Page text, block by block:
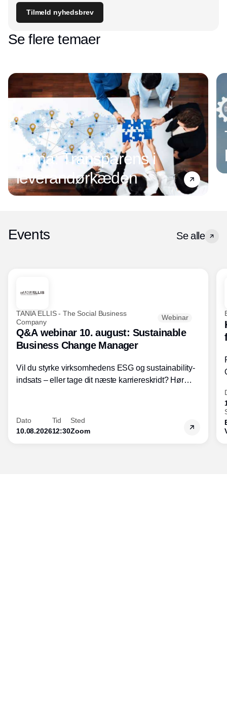
Tilmeld nyhedsbrev
Se flere temaer
Tema: Transparens i
leverandørkæden
Events Se alle
TANIA ELLIS - The Social Business
Company
Webinar
Q&A webinar 10. august: Sustainable
Business Change Manager
Vil du styrke virksomhedens ESG og sustainability-
indsats – eller tage dit næste karriereskridt? Hør
inden for bæredygtig forretningsudvikling - så du
skaber værdi for både samfund og bundlinje.
Dato
10.08.2026
Tid
12:30
Sted
Zoom